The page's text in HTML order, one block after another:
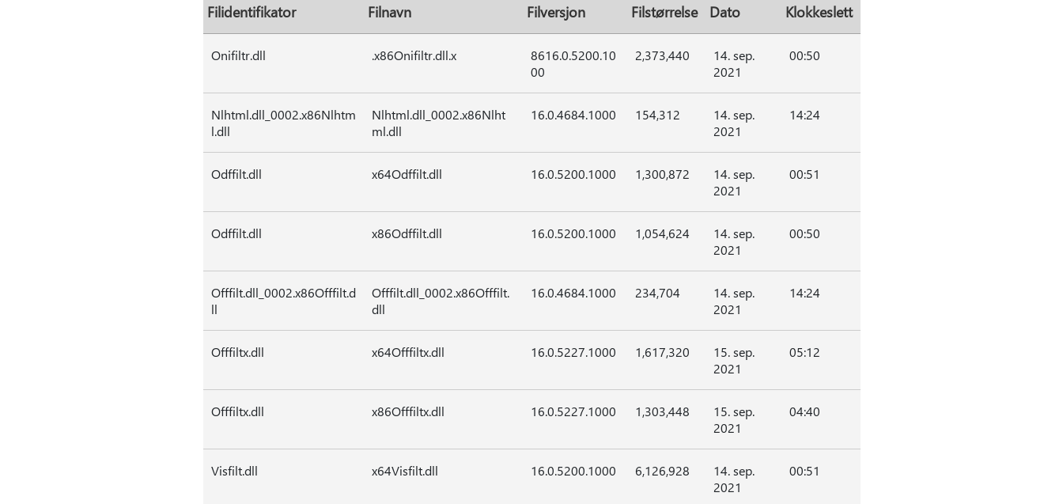
Filidentifikator Filnavn Filversjon Filstørrelse Dato Klokkeslett
Onifiltr.dll .x86Onifiltr.dll.x
8616.0.5200.10
00
2,373,440
14. sep.
2021
00:50
Nlhtml.dll_0002.x86Nlhtm
l.dll
Nlhtml.dll_0002.x86Nlht
ml.dll
16.0.4684.1000 154,312
14. sep.
2021
14:24
Odffilt.dll x64Odffilt.dll 16.0.5200.1000 1,300,872
14. sep.
2021
00:51
Odffilt.dll x86Odffilt.dll 16.0.5200.1000 1,054,624
14. sep.
2021
00:50
Offfilt.dll_0002.x86Offfilt.d
ll
Offfilt.dll_0002.x86Offfilt.
dll
16.0.4684.1000 234,704
14. sep.
2021
14:24
Offfiltx.dll x64Offfiltx.dll 16.0.5227.1000 1,617,320
15. sep.
2021
05:12
Offfiltx.dll x86Offfiltx.dll 16.0.5227.1000 1,303,448
15. sep.
2021
04:40
Visfilt.dll x64Visfilt.dll 16.0.5200.1000 6,126,928
14. sep.
2021
00:51